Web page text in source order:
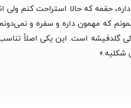
حقمه که حالا استراحت کنم ولی
که مهمون داره و سفره و
گلدفیشه است. این یکی اصلاً
شکلیه.»